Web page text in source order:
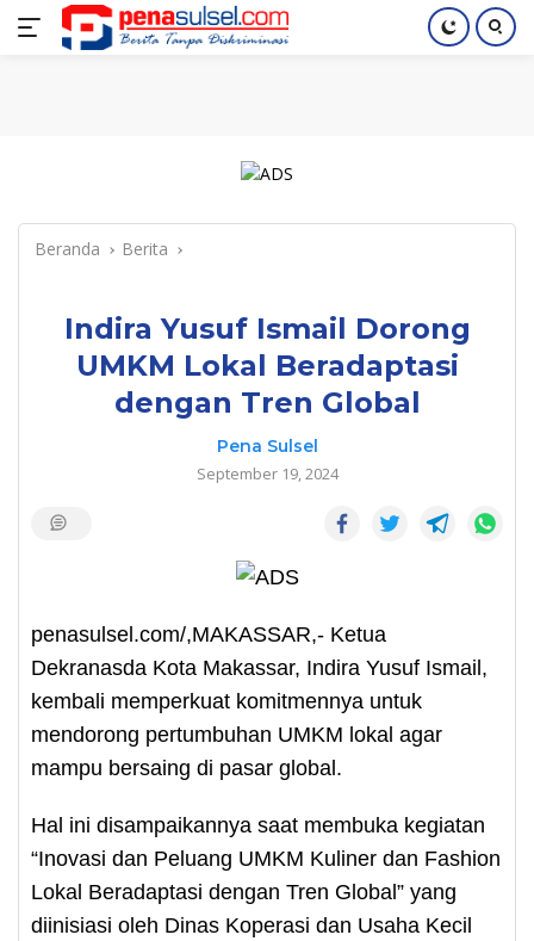
Langsung
Home Nasional Pendidikan Index
Beranda Berita
Indira Yusuf Ismail Dorong
UMKM Lokal Beradaptasi
dengan Tren Global
Pena Sulsel
September 19, 2024
penasulsel.com/,MAKASSAR,- Ketua
Dekranasda Kota Makassar, Indira Yusuf Ismail,
kembali memperkuat komitmennya untuk
mendorong pertumbuhan UMKM lokal agar
mampu bersaing di pasar global.
Hal ini disampaikannya saat membuka kegiatan
“Inovasi dan Peluang UMKM Kuliner dan Fashion
Lokal Beradaptasi dengan Tren Global” yang
diinisiasi oleh Dinas Koperasi dan Usaha Kecil